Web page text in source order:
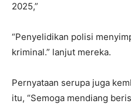
2025,”
“Penyelidikan polisi
kriminal.” lanjut mereka.
Pernyataan serupa juga
itu, “Semoga mendiang